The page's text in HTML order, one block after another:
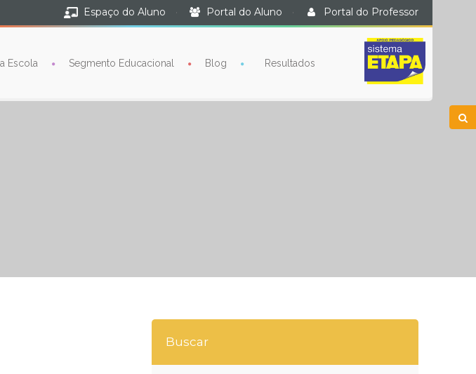
Espaço do Aluno · Portal do Aluno · Portal do Professor
Escola Segmento Educacional Blog Resultados
Buscar